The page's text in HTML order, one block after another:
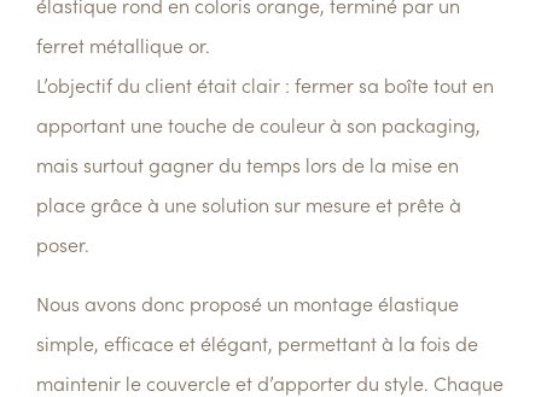
ferret métallique or.
L’objectif du client était clair : fermer sa boîte tout en
apportant une touche de couleur à son packaging,
mais surtoutgagner du temps lors de la mise en
place grâce à une solution sur mesure et prête à
poser.
Nous avons donc proposé un montage élastique
simple, efficace et élégant, permettant à la fois de
maintenir le couvercle et d’apporter du style. Chaque